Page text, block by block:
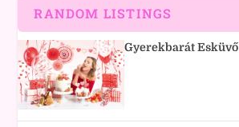
RANDOM LISTINGS
Gyerekbarát Esküvő